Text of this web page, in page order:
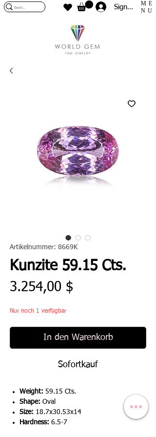
Sign In
ME
NU
Artikelnummer: 8669K
Kunzite 59.15 Cts.
3.254,00 $
Nur noch 1 verfügbar
In den Warenkorb
Sofortkauf
Weight: 59.15 Cts.
Shape: Oval
Size: 18.7x30.53x14
Hardness: 6.5-7